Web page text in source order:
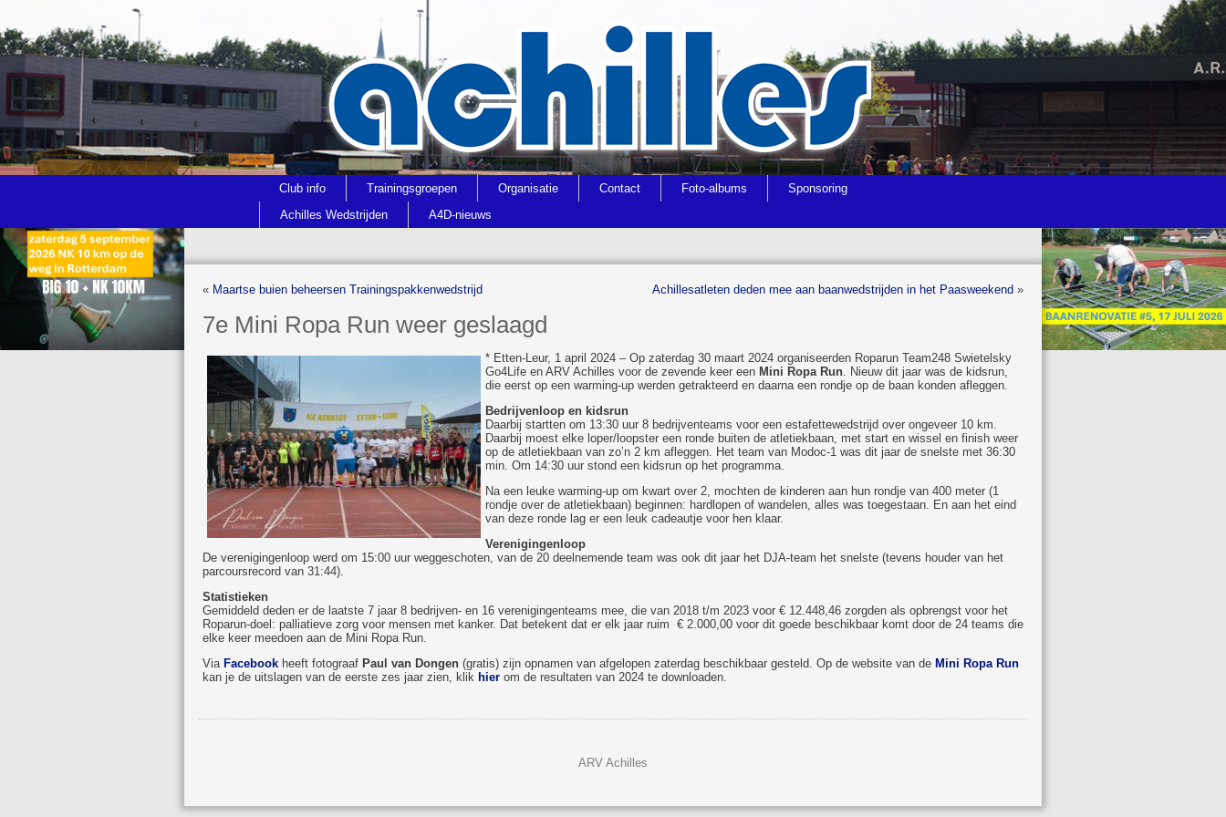
Club info Trainingsgroepen Organisatie Contact Foto-albums
Sponsoring
Achilles Wedstrijden
A4D-nieuws
« Maartse buien beheersen Trainingspakkenwedstrijd Achillesatleten deden mee aan baanwedstrijden in het Paasweekend »
7e Mini Ropa Run weer geslaagd
* Etten-Leur, 1 april 2024 – Op zaterdag 30 maart 2024 organiseerden Roparun Team248 Swietelsky
Go4Life en ARV Achilles voor de zevende keer een Mini Ropa Run. Nieuw dit jaar was de kidsrun,
die eerst op een warming-up werden getrakteerd en daarna een rondje op de baan konden afleggen.
Bedrijvenloop en kidsrun
Daarbij startten om 13:30 uur 8 bedrijventeams voor een estafettewedstrijd over ongeveer 10 km.
Daarbij moest elke loper/loopster een ronde buiten de atletiekbaan, met start en wissel en finish weer
op de atletiekbaan van zo’n 2 km afleggen. Het team van Modoc-1 was dit jaar de snelste met 36:30
min. Om 14:30 uur stond een kidsrun op het programma.
Na een leuke warming-up om kwart over 2, mochten de kinderen aan hun rondje van 400 meter (1
rondje over de atletiekbaan) beginnen: hardlopen of wandelen, alles was toegestaan. En aan het eind
van deze ronde lag er een leuk cadeautje voor hen klaar.
Verenigingenloop
De verenigingenloop werd om 15:00 uur weggeschoten, van de 20 deelnemende team was ook dit jaar het DJA-team het snelste (tevens houder van het
parcoursrecord van 31:44).
Statistieken
Gemiddeld deden er de laatste 7 jaar 8 bedrijven- en 16 verenigingenteams mee, die van 2018 t/m 2023 voor € 12.448,46 zorgden als opbrengst voor het
Roparun-doel: palliatieve zorg voor mensen met kanker. Dat betekent dat er elk jaar ruim € 2.000,00 voor dit goede beschikbaar komt door de 24 teams die
elke keer meedoen aan de Mini Ropa Run.
Via Facebookheeft fotograaf Paul van Dongen(gratis) zijn opnamen van afgelopen zaterdag beschikbaar gesteld. Op de website van de Mini Ropa Run
kan je de uitslagen van de eerste zes jaar zien, klik hierom de resultaten van 2024 te downloaden.
ARV Achilles